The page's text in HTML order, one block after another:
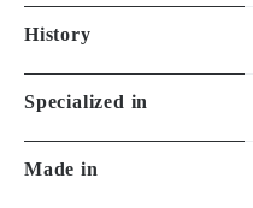
History
Specialized in
Made in